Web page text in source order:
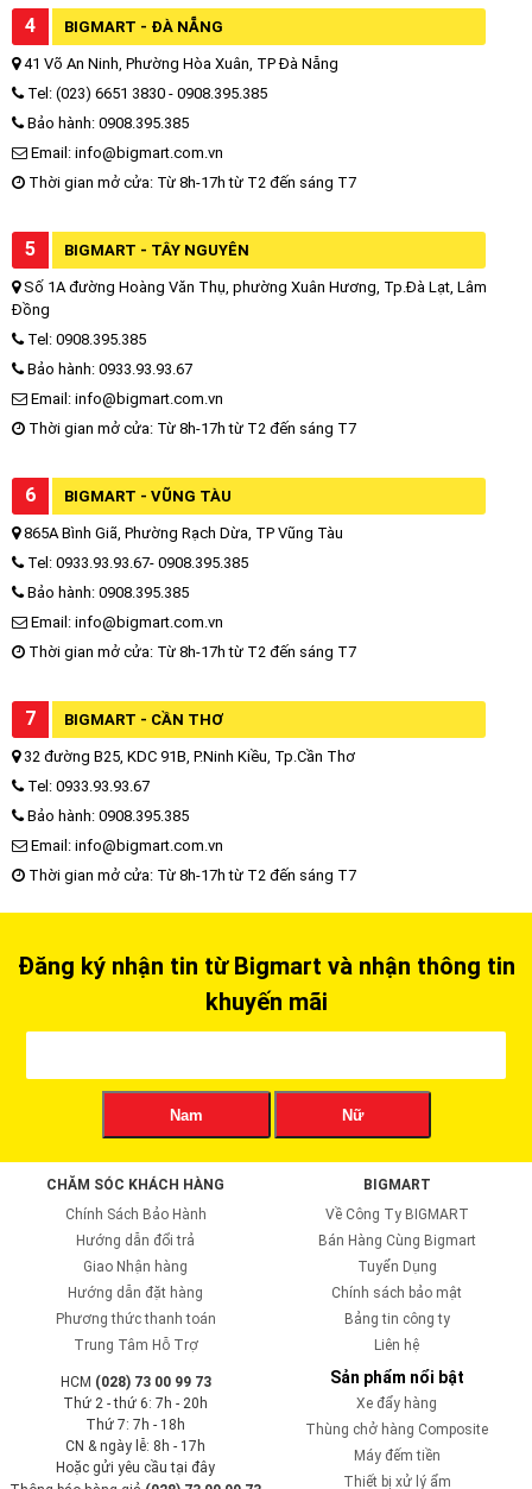
4 BIGMART - ĐÀ NẴNG
41 Võ An Ninh, Phường Hòa Xuân, TP Đà Nẵng
Tel: (023) 6651 3830 - 0908.395.385
Bảo hành: 0908.395.385
Email: info@bigmart.com.vn
Thời gian mở cửa: Từ 8h-17h từ T2 đến sáng T7
5 BIGMART - TÂY NGUYÊN
Số 1A đường Hoàng Văn Thụ, phường Xuân Hương, Tp.Đà Lạt, Lâm
Đồng
Tel: 0908.395.385
Bảo hành: 0933.93.93.67
Email: info@bigmart.com.vn
Thời gian mở cửa: Từ 8h-17h từ T2 đến sáng T7
6 BIGMART - VŨNG TÀU
865A Bình Giã, Phường Rạch Dừa, TP Vũng Tàu
Tel: 0933.93.93.67- 0908.395.385
Bảo hành: 0908.395.385
Email: info@bigmart.com.vn
Thời gian mở cửa: Từ 8h-17h từ T2 đến sáng T7
7 BIGMART - CẦN THƠ
32 đường B25, KDC 91B, P.Ninh Kiều, Tp.Cần Thơ
Tel: 0933.93.93.67
Bảo hành: 0908.395.385
Email: info@bigmart.com.vn
Thời gian mở cửa: Từ 8h-17h từ T2 đến sáng T7
Đăng ký nhận tin từ Bigmart và nhận thông tin
khuyến mãi
Nam Nữ
CHĂM SÓC KHÁCH HÀNG
Chính Sách Bảo Hành
Hướng dẫn đổi trả
Giao Nhận hàng
Hướng dẫn đặt hàng
Phương thức thanh toán
Trung Tâm Hỗ Trợ
BIGMART
Về Công Ty BIGMART
Bán Hàng Cùng Bigmart
Tuyển Dụng
Chính sách bảo mật
Bảng tin công ty
Liên hệ
HCM (028) 73 00 99 73
Thứ 2 - thứ 6: 7h - 20h
Thứ 7: 7h - 18h
CN & ngày lễ: 8h - 17h
Hoặc gửi yêu cầu tại đây
Sản phẩm nổi bật
Xe đẩy hàng
Thùng chở hàng Composite
Máy đếm tiền
Thiết bị xử lý ẩm